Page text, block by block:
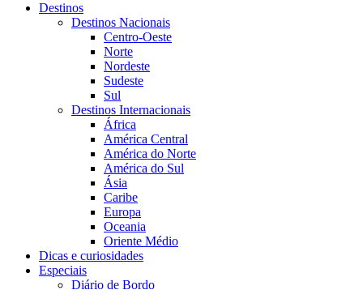
Destinos
Destinos Nacionais
Centro-Oeste
Norte
Nordeste
Sudeste
Sul
Destinos Internacionais
África
América Central
América do Norte
América do Sul
Ásia
Caribe
Europa
Oceania
Oriente Médio
Dicas e curiosidades
Especiais
Diário de Bordo